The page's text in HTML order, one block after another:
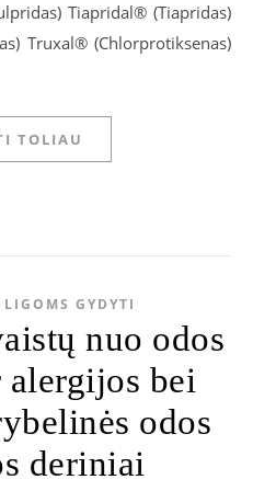
Tiapridal® (Tiapridas)
Truxal® (Chlorprotiksenas)
TOLIAU
GYDYTI
nuo odos
bei
odos
deriniai